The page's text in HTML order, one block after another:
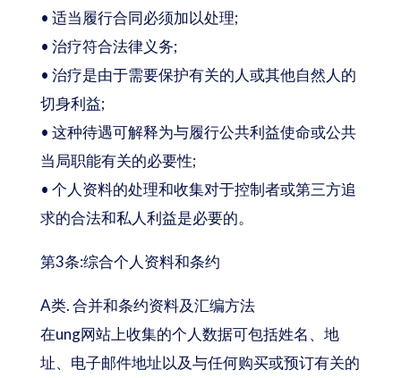
• 适当履行合同必须加以处理;
• 治疗符合法律义务;
• 治疗是由于需要保护有关的人或其他自然人的
切身利益;
• 这种待遇可解释为与履行公共利益使命或公共
当局职能有关的必要性;
• 个人资料的处理和收集对于控制者或第三方追
求的合法和私人利益是必要的。
第3条:综合个人资料和条约
A类. 合并和条约资料及汇编方法
在ung网站上收集的个人数据可包括姓名、地
址、电子邮件地址以及与任何购买或预订有关的